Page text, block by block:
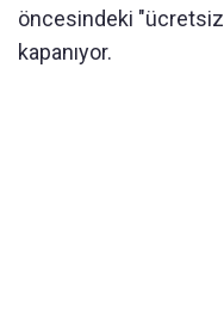
öncesindeki
kapanıyor.